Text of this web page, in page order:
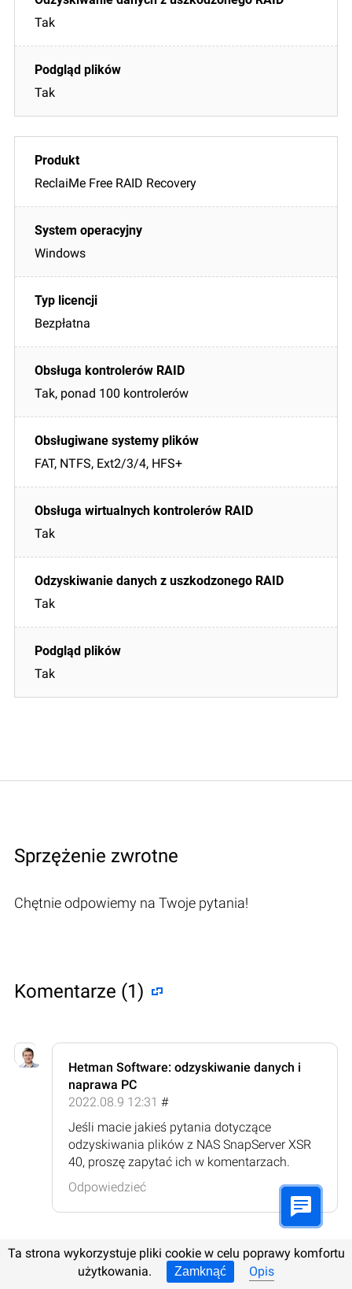
Tak
Tak
ReclaiMe Free RAID Recovery
Windows
Bezpłatna
Tak, ponad 100 kontrolerów
FAT, NTFS, Ext2/3/4, HFS+
Tak
Tak
Tak
Sprzężenie zwrotne
Chętnie odpowiemy na Twoje pytania!
Komentarze (1)
Hetman Software: odzyskiwanie danych i
naprawa PC
2022.08.9 12:31 #
Jeśli macie jakieś pytania dotyczące
odzyskiwania plików z NAS SnapServer XSR
40, proszę zapytać ich w komentarzach.
Odpowiedzieć
Zostawcie komentarz
Ta strona wykorzystuje pliki cookie w celu poprawy komfortu
użytkowania.
Zamknąć Opis